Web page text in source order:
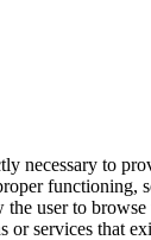
necessary to
functioning,
the user to
or services that